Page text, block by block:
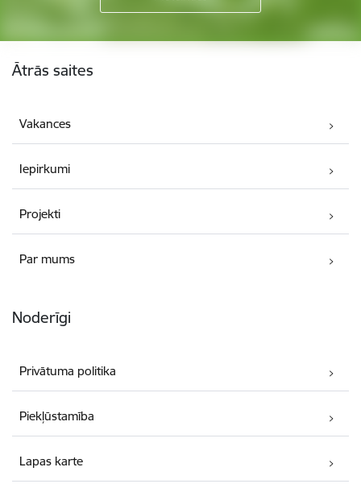
Ātrās saites
Vakances
Iepirkumi
Projekti
Par mums
Noderīgi
Privātuma politika
Piekļūstamība
Lapas karte